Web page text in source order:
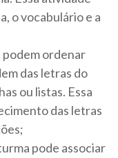
o vocabulário e a
podem ordenar
das letras do
ou listas. Essa
das letras
pode associar